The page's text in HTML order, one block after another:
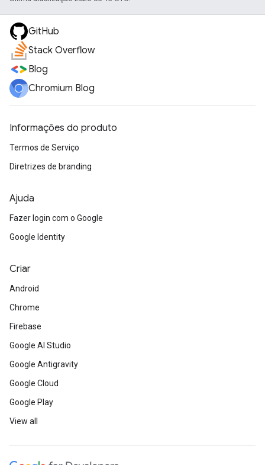
GitHub
Stack Overflow
Blog
Chromium Blog
Informações do produto
Termos de Serviço
Diretrizes de branding
Ajuda
Fazer login com o Google
Google Identity
Criar
Android
Chrome
Firebase
Google AI Studio
Google Antigravity
Google Cloud
Google Play
View all